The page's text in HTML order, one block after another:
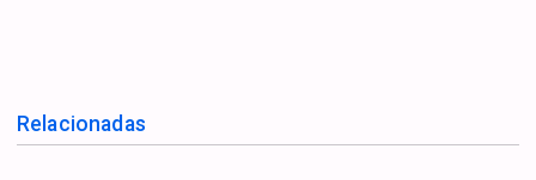
Relacionadas